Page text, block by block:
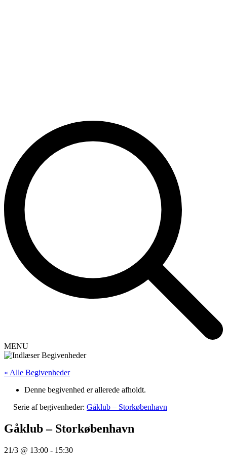
Støt Caritas’ hjælpearbejde i Ukraine her
Støt vores sociale arbejde i Danmark
Støt nu
MENU
« Alle Begivenheder
Denne begivenhed er allerede afholdt.
Serie af begivenheder: Gåklub – Storkøbenhavn
Gåklub – Storkøbenhavn
21/3 @ 13:00 - 15:30